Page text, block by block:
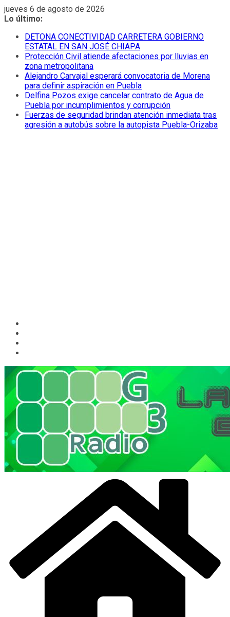
Saltar
al
jueves 6 de agosto de 2026
Lo último:
DETONA CONECTIVIDAD CARRETERA GOBIERNO
ESTATAL EN SAN JOSÉ CHIAPA
Protección Civil atiende afectaciones por lluvias en
zona metropolitana
Alejandro Carvajal esperará convocatoria de Morena
para definir aspiración en Puebla
Delfina Pozos exige cancelar contrato de Agua de
Puebla por incumplimientos y corrupción
Fuerzas de seguridad brindan atención inmediata tras
agresión a autobús sobre la autopista Puebla-Orizaba